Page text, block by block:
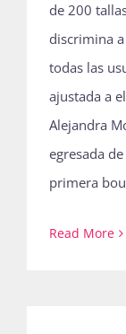
de 200
discrimina
todas las
ajustada a
Alejandra
egresada
primera
Read More